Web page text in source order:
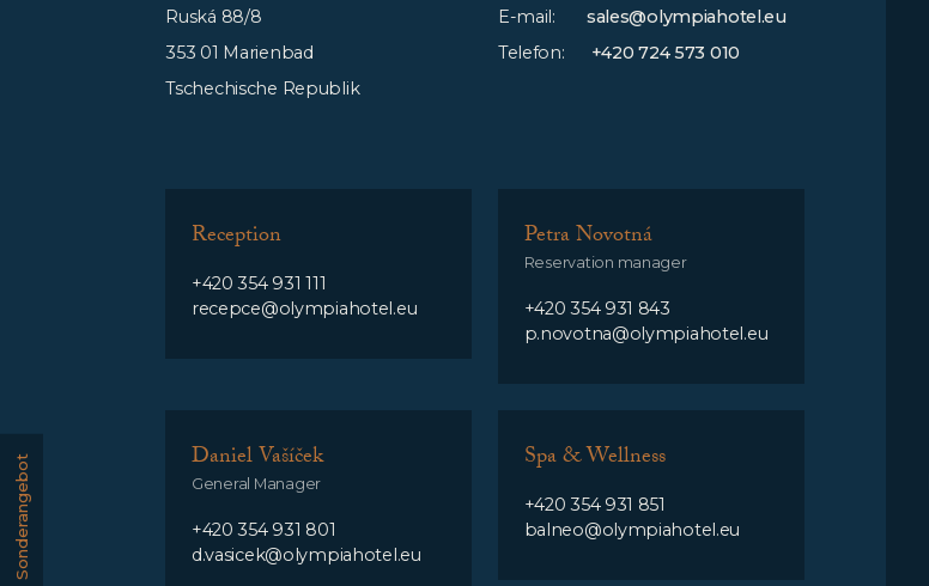
Ruská 88/8
353 01 Marienbad
Tschechische Republik
E-mail:
sales@olympiahotel.eu
Telefon:
+420 724 573 010
Reception
+420 354 931 111
recepce@olympiahotel.eu
Petra Novotná
Reservation manager
+420 354 931 843
p.novotna@olympiahotel.eu
Daniel Vašíček
General Manager
+420 354 931 801
d.vasicek@olympiahotel.eu
Spa & Wellness
+420 354 931 851
balneo@olympiahotel.eu
Sonderangebot